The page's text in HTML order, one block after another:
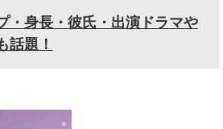
・身長・彼氏・出演ドラマや
話題！